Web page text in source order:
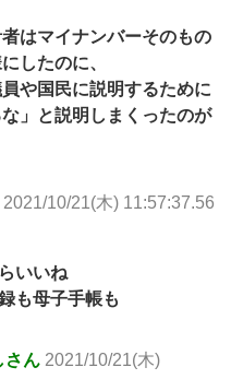
はマイナンバーそのもの
したのに、
や国民に説明するために
」と説明しまくったのが
2021/10/21(木) 11:57:37.56
いいね
も母子手帳も
さん 2021/10/21(木)